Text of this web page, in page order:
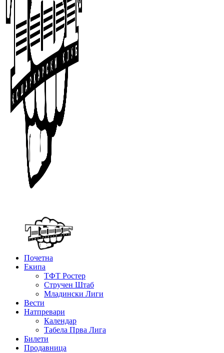
Почетна
Екипа
ТФТ Ростер
Стручен Штаб
Младински Лиги
Вести
Натпревари
Календар
Табела Прва Лига
Билети
Продавница